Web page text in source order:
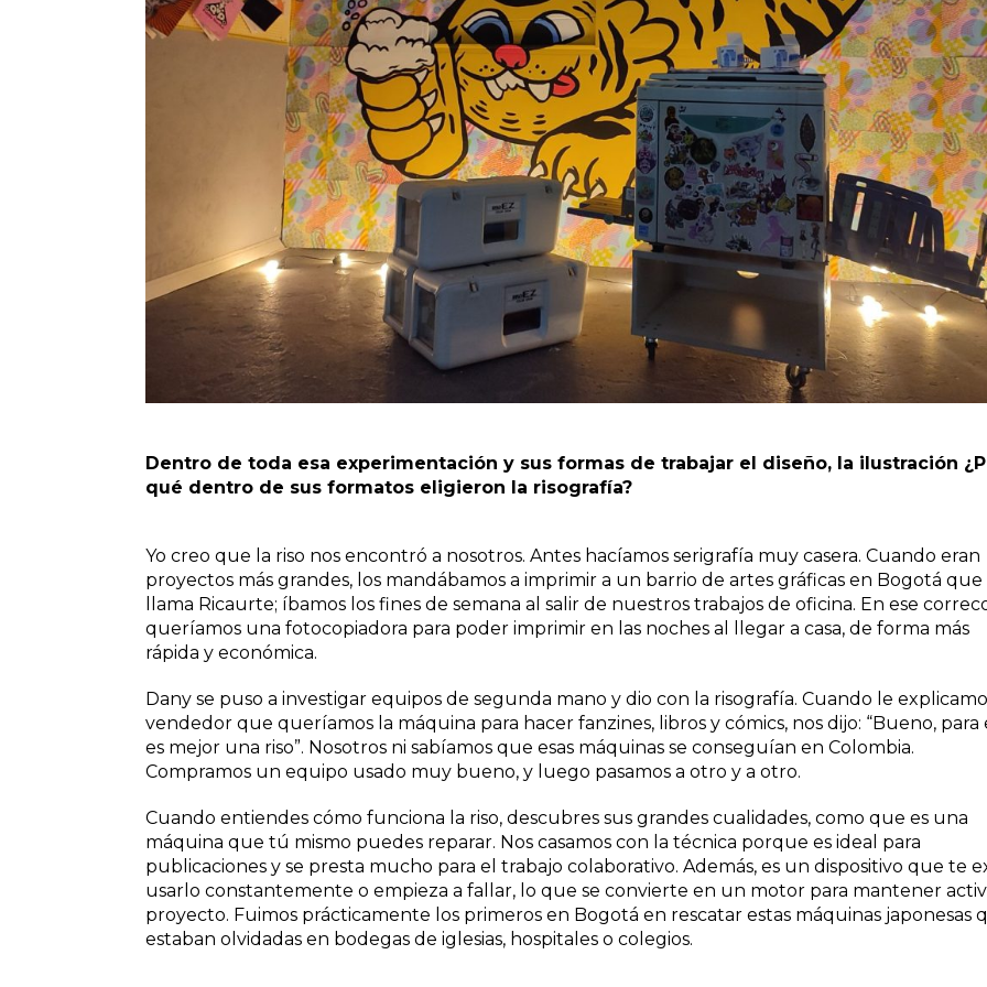
Dentro de toda esa experimentación y sus formas de trabajar el diseño, la ilustración
qué dentro de sus formatos eligieron la risografía?
Yo creo que la riso nos encontró a nosotros. Antes hacíamos serigrafía muy casera. Cuando eran
proyectos más grandes, los mandábamos a imprimir a un barrio de artes gráficas en Bogotá que
llama Ricaurte; íbamos los fines de semana al salir de nuestros trabajos de oficina. En ese
queríamos una fotocopiadora para poder imprimir en las noches al llegar a casa, de forma más
rápida y económica.
Dany se puso a investigar equipos de segunda mano y dio con la risografía. Cuando le
vendedor que queríamos la máquina para hacer fanzines, libros y cómics, nos dijo: “Bueno, para
es mejor una riso”. Nosotros ni sabíamos que esas máquinas se conseguían en Colombia.
Compramos un equipo usado muy bueno, y luego pasamos a otro y a otro.
Cuando entiendes cómo funciona la riso, descubres sus grandes cualidades, como que es una
máquina que tú mismo puedes reparar. Nos casamos con la técnica porque es ideal para
publicaciones y se presta mucho para el trabajo colaborativo. Además, es un dispositivo que te
usarlo constantemente o empieza a fallar, lo que se convierte en un motor para mantener
proyecto. Fuimos prácticamente los primeros en Bogotá en rescatar estas máquinas japonesas
estaban olvidadas en bodegas de iglesias, hospitales o colegios.